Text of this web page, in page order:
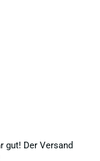
gut! Der Versand